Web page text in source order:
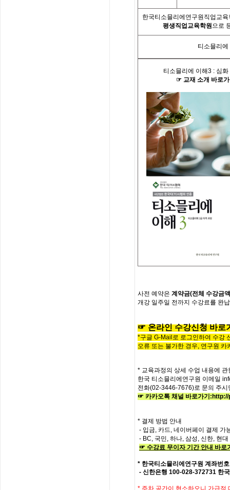
한국티소믈리에연구원직업교육
평생직업교육학원으로
티소믈리에
티소믈리에 이해3 : 심화
☞ 교재 소개 바로
사전 예약은 계약금(전체 수강금
개강 일주일 전까지 수강료를 완
☞온라인수강신청 바로
*구글 G-Mail로 로그인하여 수강
오류 또는 불가한 경우, 연구원 카
* 교육과정의 상세 수업 내용에 관
한국 티소믈리에 연구원 이메일
전화(02-3446-7676)로 문의 주시
☞ 카카오톡 채널 바로가기 :
* 결제 방법 안내
- 입금, 카드, 네이버페이 결제 가
- BC, 국민, 하나, 삼성, 신한, 현
☞ 수강료 무이자 기간 안내 바로
* 한국티소믈리에연구원 계좌번호
- 신한은행 100-028-372731 한
* 주차 공간이 협소하오니 가급